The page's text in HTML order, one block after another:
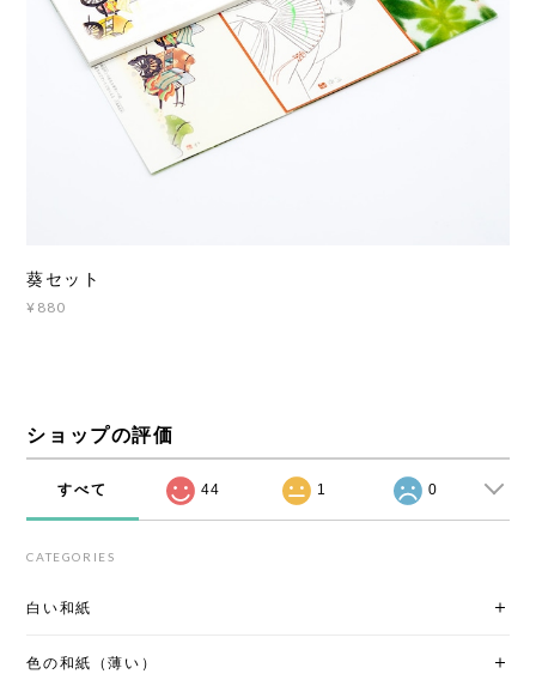
葵セット
¥880
ショップの評価
すべて 44 1 0
CATEGORIES
白い和紙
色の和紙（薄い）